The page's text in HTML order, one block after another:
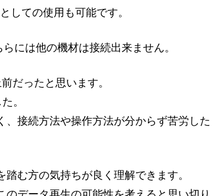
しての使用も可能です。
には他の機材は接続出来ません。
だったと思います。
。
接続方法や操作方法が分からず苦労した
む方の気持ちが良く理解できます。